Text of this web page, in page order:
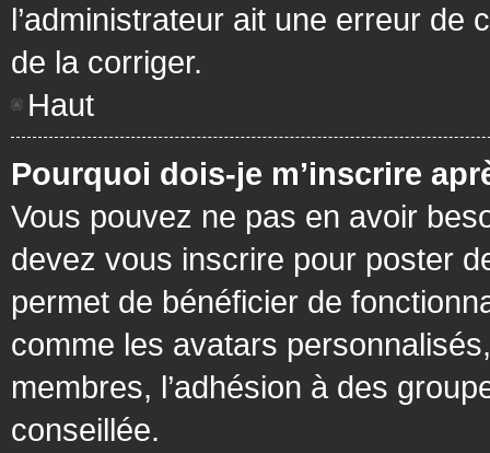
l’administrateur ait une erreur de
de la corriger.
Haut
Pourquoi dois-je m’inscrire
Vous pouvez ne pas en avoir
devez vous inscrire pour poster
permet de bénéficier de
comme les avatars
membres, l’adhésion à des
conseillée.